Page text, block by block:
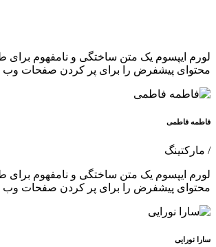
لورم ایپسوم یک متن ساختگی و نامفهوم
محتوای پیشفرض را برای پر کردن صفحات وب
فاطمه فاطمی
/ مارکتینگ
لورم ایپسوم یک متن ساختگی و نامفهوم
محتوای پیشفرض را برای پر کردن صفحات وب
سارا نورایی